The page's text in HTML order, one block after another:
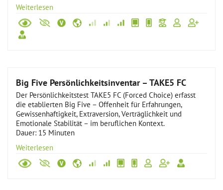
Weiterlesen
Big Five Persönlichkeitsinventar – TAKE5 FC
Der Persönlichkeitstest TAKE5 FC (Forced Choice) erfasst
die etablierten Big Five – Offenheit für Erfahrungen,
Gewissenhaftigkeit, Extraversion, Verträglichkeit und
Emotionale Stabilität – im beruflichen Kontext.
Dauer: 15 Minuten
Weiterlesen